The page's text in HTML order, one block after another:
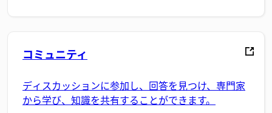
コミュニティ
ディスカッションに参加し、回答を見つけ、専門家
から学び、知識を共有することができます。